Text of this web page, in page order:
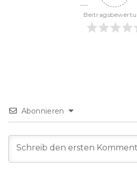
Abonnieren